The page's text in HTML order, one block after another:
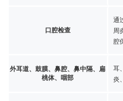
口腔检查
通
周
腔
外耳道、鼓膜、鼻腔、鼻中隔、扁
桃体、咽部
耳
炎